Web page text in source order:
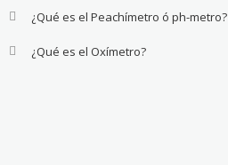
¿Qué es el Peachímetro ó ph-metro?
¿Qué es el Oxímetro?